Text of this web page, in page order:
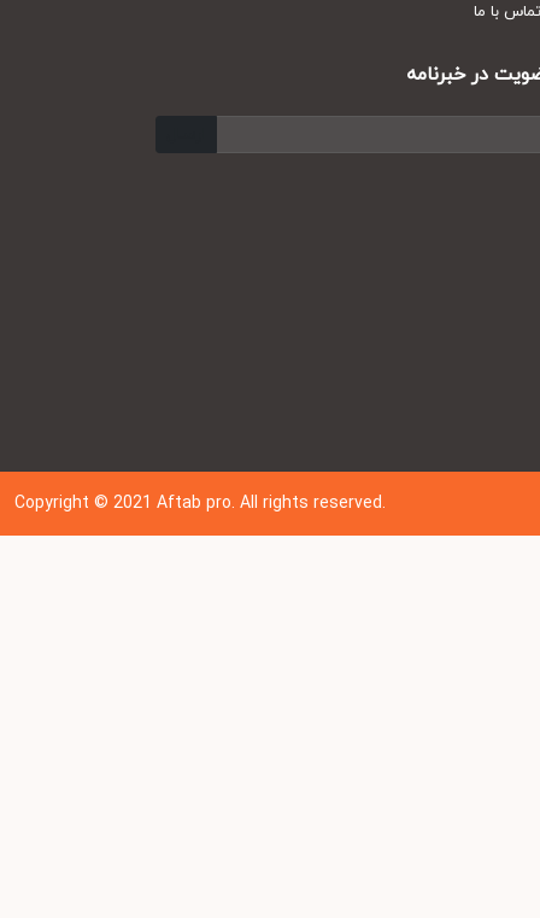
با ما
در خبرنامه
Copyright © 202 1Aftab pro. All rights reserved.